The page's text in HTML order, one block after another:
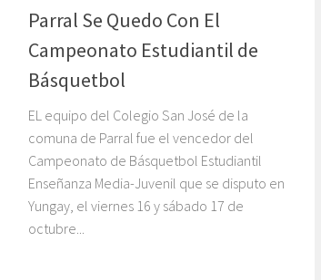
Parral Se Quedo Con El
Campeonato Estudiantil de
Básquetbol
EL equipo del Colegio San José de la
comuna de Parral fue el vencedor del
Campeonato de Básquetbol Estudiantil
Enseñanza Media-Juvenil que se disputo en
Yungay, el viernes 16 y sábado 17 de
octubre...